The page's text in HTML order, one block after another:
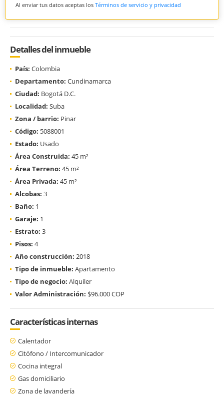
Al enviar tus datos aceptas los Términos de servicio y privacidad
Detalles del inmueble
País: Colombia
Departamento: Cundinamarca
Ciudad: Bogotá D.C.
Localidad: Suba
Zona / barrio: Pinar
Código: 5088001
Estado: Usado
Área Construida: 45 m²
Área Terreno: 45 m²
Área Privada: 45 m²
Alcobas: 3
Baño: 1
Garaje: 1
Estrato: 3
Pisos: 4
Año construcción: 2018
Tipo de inmueble: Apartamento
Tipo de negocio: Alquiler
Valor Administración: $96.000 COP
Características internas
Calentador
Citófono / Intercomunicador
Cocina integral
Gas domiciliario
Zona de lavandería